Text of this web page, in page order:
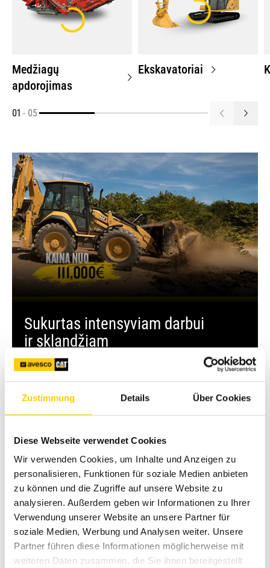
Zustimmung Details Über Cookies
Diese Webseite verwendet Cookies
Wir verwenden Cookies, um Inhalte und Anzeigen zu
personalisieren, Funktionen für soziale Medien anbieten
zu können und die Zugriffe auf unsere Website zu
analysieren. Außerdem geben wir Informationen zu Ihrer
Verwendung unserer Website an unsere Partner für
soziale Medien, Werbung und Analysen weiter. Unsere
Partner führen diese Informationen möglicherweise mit
weiteren Daten zusammen, die Sie ihnen bereitgestellt
Medžiagų
apdorojimas
Ekskavatoriai
01 - 05
Sukurtas intensyviam darbui
ir sklandžiam
projektų įgyvendinimui